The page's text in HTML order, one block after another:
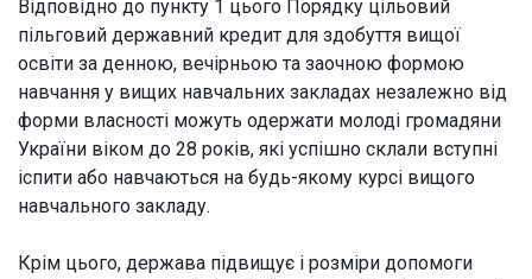
Відповідно до пункту 1 цього Порядку цільовий
пільговий державний кредит для здобуття вищої
освіти за денною, вечірньою та заочною формою
навчання у вищих навчальних закладах незалежно від
форми власності можуть одержати молоді громадяни
України віком до 28 років, які успішно склали вступні
іспити або навчаються на будь-якому курсі вищого
навчального закладу.
Крім цього, держава підвищує і розміри допомоги